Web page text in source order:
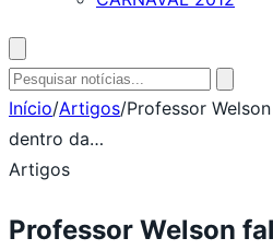
busca
Pesquisar
por:
Início/Artigos/Professor
dentro da…
Artigos
Professor Welson